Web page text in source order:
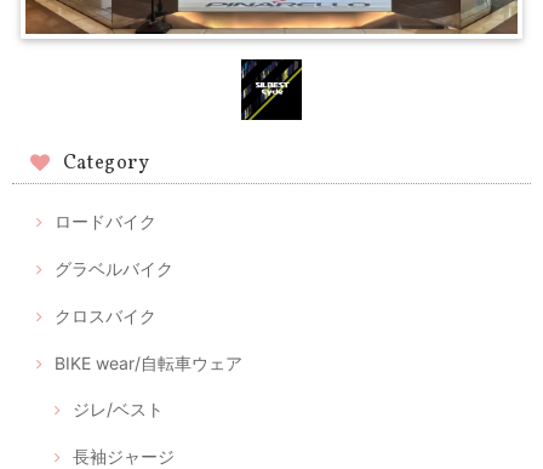
Category
ロードバイク
グラベルバイク
クロスバイク
BIKE wear/自転車ウェア
ジレ/ベスト
長袖ジャージ